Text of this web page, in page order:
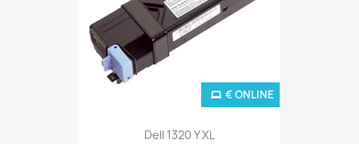
Dell 1320 Y XL
€ ONLINE